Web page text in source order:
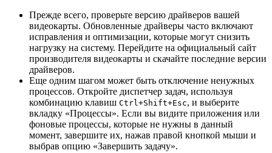
Прежде всего, проверьте версию драйверов вашей
видеокарты. Обновленные драйверы часто включают
исправления и оптимизации, которые могут снизить
нагрузку на систему. Перейдите на официальный сайт
производителя видеокарты и скачайте последние версии
драйверов.
Еще одним шагом может быть отключение ненужных
процессов. Откройте диспетчер задач, используя
комбинацию клавиш Ctrl+Shift+Esc, и выберите
вкладку «Процессы». Если вы видите приложения или
фоновые процессы, которые не нужны в данный
момент, завершите их, нажав правой кнопкой мыши и
выбрав опцию «Завершить задачу».